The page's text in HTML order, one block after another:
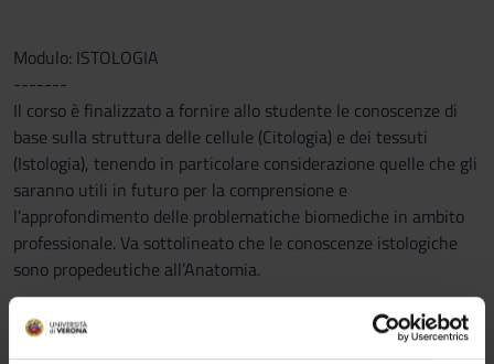
Modulo: ISTOLOGIA
-------
Il corso è finalizzato a fornire allo studente le conoscenze di
base sulla struttura delle cellule (Citologia) e dei tessuti
(Istologia), tenendo in particolare considerazione quelle che gli
saranno utili in futuro per la comprensione e
l’approfondimento delle problematiche biomediche in ambito
professionale. Va sottolineato che le conoscenze istologiche
sono propedeutiche all’Anatomia.
Per una corretta acquisizione dei concetti relativi all’Istologia
è consigliabile che gli Studenti possiedano cognizioni di base di